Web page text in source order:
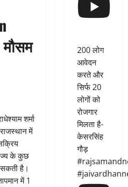
मौसम
शर्मा
में
के कुछ
सकती है।
में 1
200 लोग
आवेदन
करते और
सिर्फ 20
लोगों को
रोजगार
मिलता है-
केसरसिंह
गौड़